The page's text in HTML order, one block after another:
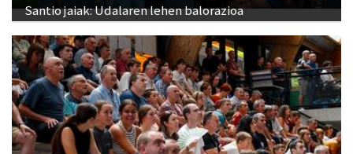
Santio jaiak: Udalaren lehen balorazioa